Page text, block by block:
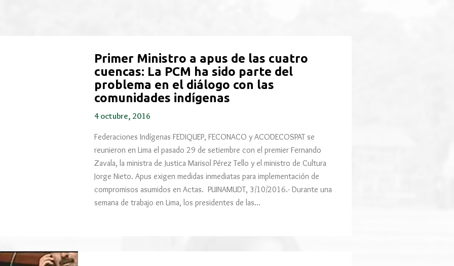
Primer Ministro a apus de las cuatro
cuencas: La PCM ha sido parte del
problema en el diálogo con las
comunidades indígenas
4 octubre, 2016
Federaciones Indígenas FEDIQUEP, FECONACO y ACODECOSPAT se
reunieron en Lima el pasado 29 de setiembre con el premier Fernando
Zavala, la ministra de Justica Marisol Pérez Tello y el ministro de Cultura
Jorge Nieto. Apus exigen medidas inmediatas para implementación de
compromisos asumidos en Actas. PUINAMUDT, 3/10/2016.- Durante una
semana de trabajo en Lima, los presidentes de las…